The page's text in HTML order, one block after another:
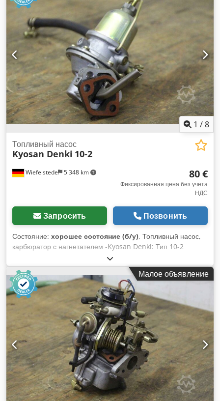
1 /8
Wiefelstede 5 348 km
Топливный насос
Kyosan Denki 10-2
80 €
Фиксированная цена без учета
НДС
Запросить Позвонить
Состояние: хорошее состояние (б/у), Топливный насос,
карбюратор с нагнетателем -Kyosan Denki: Тип 10-2
Djdpfxjfh Smus Abxjwa -Цена: за шт. -Количество: 2 шт.
-Размеры: 200/100/H170 мм -Вес: 0.7 кг/шт.
Малое объявление